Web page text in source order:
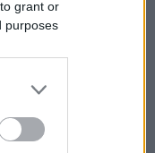
grant or
purposes